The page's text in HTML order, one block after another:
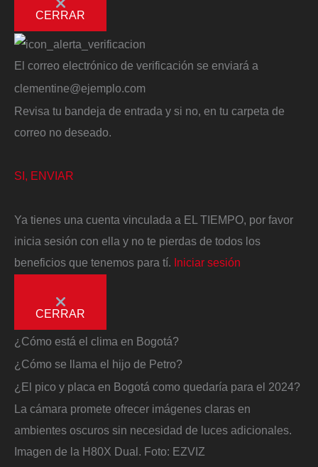
CERRAR
El correo electrónico de verificación se enviará a
clementine@ejemplo.com
Revisa tu bandeja de entrada y si no, en tu carpeta de
correo no deseado.
SI, ENVIAR
Ya tienes una cuenta vinculada a EL TIEMPO, por favor
inicia sesión con ella y no te pierdas de todos los
beneficios que tenemos para tí. Iniciar sesión
CERRAR
¿Cómo está el clima en Bogotá?
¿Cómo se llama el hijo de Petro?
¿El pico y placa en Bogotá como quedaría para el 2024?
La cámara promete ofrecer imágenes claras en
ambientes oscuros sin necesidad de luces adicionales.
Imagen de la H80X Dual. Foto: EZVIZ